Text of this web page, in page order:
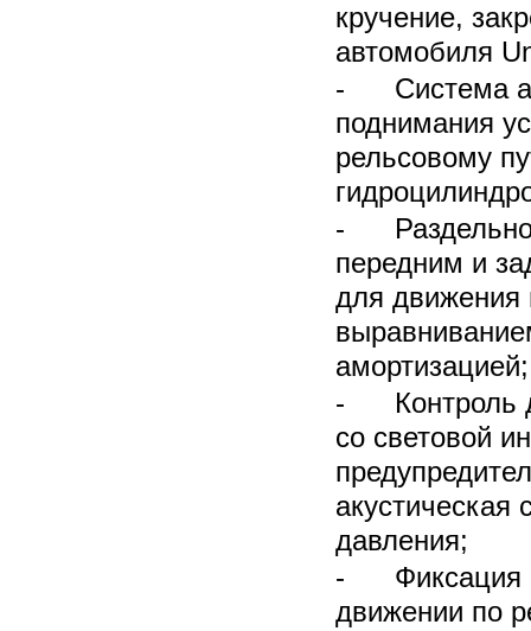
кручение,
автомобиля
- Система
поднимания
рельсовому
-
передним и
для движения
амортизацией;
- Контроль
со световой
акустическая
давления;
- Фиксация
движении по